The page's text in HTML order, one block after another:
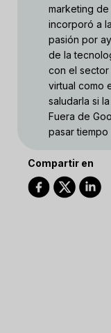
marketing
incorporó a
pasión por
de la
con el
virtual como
saludarla si
Fuera de
pasar tiempo
Compartir en